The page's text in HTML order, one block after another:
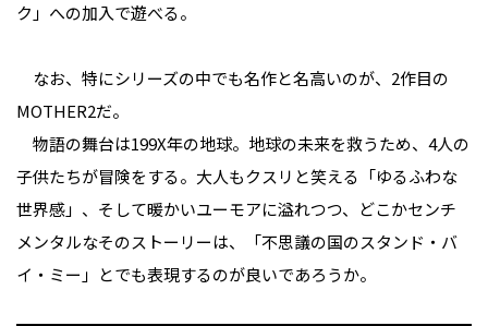
ク」への加入で遊べる。
なお、特にシリーズの中でも名作と名高いのが、2作目の
MOTHER2だ。
物語の舞台は199X年の地球。地球の未来を救うため、4人の
子供たちが冒険をする。大人もクスリと笑える「ゆるふわな
世界感」、そして暖かいユーモアに溢れつつ、どこかセンチ
メンタルなそのストーリーは、「不思議の国のスタンド・バ
イ・ミー」とでも表現するのが良いであろうか。